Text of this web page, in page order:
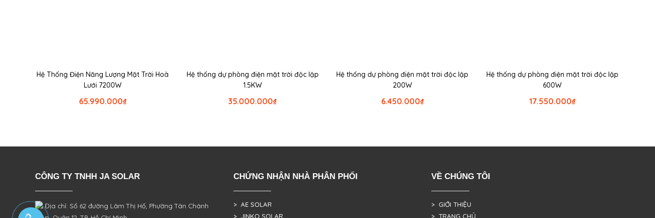
Hệ Thống Điện Năng Lượng Mặt Trời Hoà
Lưới 7200W
₫
65.990.000
Hệ thống dự phòng điện mặt trời độc lập
1.5KW
₫
35.000.000
Hệ thống dự phòng điện mặt trời độc lập
200W
₫
6.450.000
Hệ thống dự phòng điện mặt trời độc lập
600W
₫
17.550.000
CÔNG TY TNHH JA SOLAR
Địa chỉ: Số 62 đường Lâm Thị Hố, PhườngTân Chánh
CHỨNG NHẬN NHÀ PHÂN PHỐI
> AE SOLAR
> JINKO SOLAR
VỀ CHÚNG TÔI
> GIỚI THIỆU
> TRANG CHỦ